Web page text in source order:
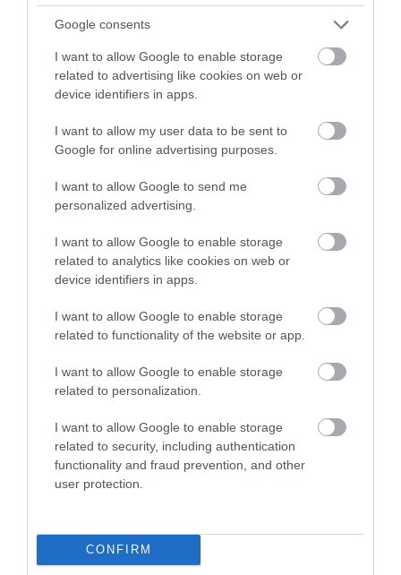
Google consents
I want to allow Google to enable storage
related to advertising like cookies on web or
device identifiers in apps.
I want to allow my user data to be sent to
Google for online advertising purposes.
I want to allow Google to send me
personalized advertising.
I want to allow Google to enable storage
related to analytics like cookies on web or
device identifiers in apps.
I want to allow Google to enable storage
related to functionality of the website or app.
I want to allow Google to enable storage
related to personalization.
I want to allow Google to enable storage
related to security, including authentication
functionality and fraud prevention, and other
user protection.
CONFIRM
35 kékfrankos szárazból ezek a vörösborok taroltak
a teszten